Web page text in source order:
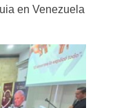
en Venezuela